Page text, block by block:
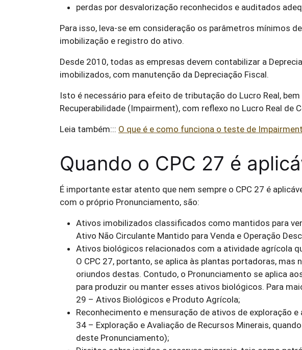
perdas por desvalorização reconhecidos e auditados
Para isso, leva-se em consideração os parâmetros mínimos
imobilização e registro do ativo.
Desde 2010, todas as empresas devem contabilizar a
imobilizados, com manutenção da Depreciação Fiscal.
Isto é necessário para efeito de tributação do Lucro Real,
Recuperabilidade (Impairment), com reflexo no Lucro Real de
Leia também::: O que é e como funciona o teste de
Quando o CPC 27 é
É importante estar atento que nem sempre o CPC 27 é
com o próprio Pronunciamento, são:
Ativos imobilizados classificados como mantidos para
Ativo Não Circulante Mantido para Venda e Operação
Ativos biológicos relacionados com a atividade agrícola
O CPC 27, portanto, se aplica às plantas portadoras, mas
oriundos destas. Contudo, o Pronunciamento se aplica
para produzir ou manter esses ativos biológicos. Para
29 – Ativos Biológicos e Produto Agrícola;
Reconhecimento e mensuração de ativos de exploração e
34 – Exploração e Avaliação de Recursos Minerais,
deste Pronunciamento);